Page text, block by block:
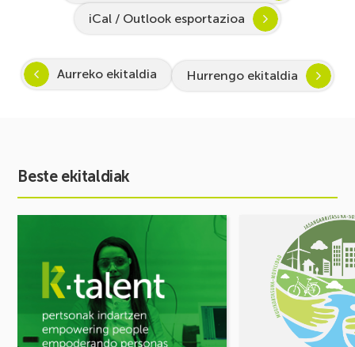
iCal / Outlook esportazioa
Aurreko ekitaldia Hurrengo ekitaldia
Beste ekitaldiak
STEAM
Zientzia
eta
MUGIKORTASUN
FOROA
Partekatu
erronkak,